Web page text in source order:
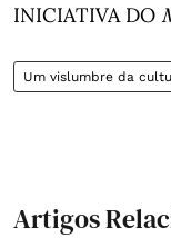
INICIATIVA DO
Um vislumbre da
Artigos